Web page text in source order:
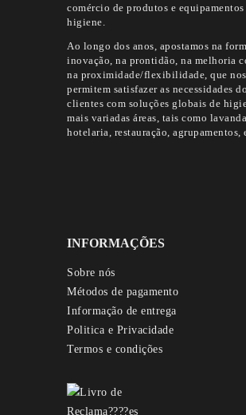
comércio de produtos e equipamentos
higiene.
Ao longo dos anos, apostamos na
inovação, na prontidão, na melhoria
na proximidade/flexibilidade, que nos
permitem satisfazer as necessidades
clientes com soluções globais de
mais variadas áreas, tais como
hotelaria, restauração, agrupamentos,
INFORMAÇÕES
Sobre nós
Métodos de pagamento
Informação de entrega
Politica e Privacidade
Termos e condições